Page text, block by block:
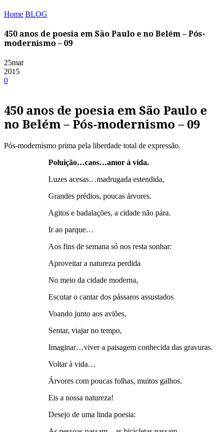
Home BLOG
450 anos de poesia em São Paulo e no Belém – Pós-
modernismo – 09
25mar
2015
0
450 anos de poesia em São Paulo e
no Belém – Pós-modernismo – 09
Pós-modernismo prima pela liberdade total de expressão.
Poluição…caos…amor à vida.
Luzes acesas…madrugada estendida,
Grandes prédios, poucas árvores.
Agitos e badalações, a cidade não pára.
Ir ao parque…
Aos fins de semana só nos resta sonhar:
Aproveitar a natureza perdida
No meio da cidade moderna,
Escutar o cantar dos pássaros assustados
Voando junto aos aviões,
Sentar, viajar no tempo,
Imaginar…viver a paisagem conhecida das gravuras.
Voltar à vida…
Árvores com poucas folhas, muitos galhos.
Eis a nossa natureza!
Desejo de uma linda poesia: